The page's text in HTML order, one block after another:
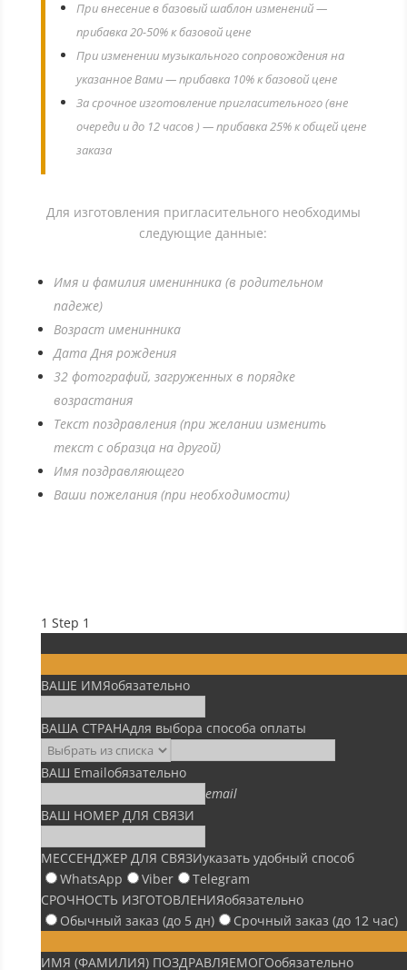
При внесение в базовый шаблон изменений —
прибавка 20-50% к базовой цене
При изменении музыкального сопровождения на
указанное Вами — прибавка 10% к базовой цене
За срочное изготовление пригласительного (вне
очереди и до 12 часов ) — прибавка 25% к общей цене
заказа
Для изготовления пригласительного необходимы
следующие данные:
Имя и фамилия именинника (в родительном
падеже)
Возраст именинника
Дата Дня рождения
32 фотографий, загруженных в порядке
возрастания
Текст поздравления (при желании изменить
текст с образца на другой)
Имя поздравляющего
Ваши пожелания (при необходимости)
1 Step 1
ВАШЕ ИМЯобязательно
ВАША СТРАНАдля выбора способа оплаты
ВАШ Emailобязательно
email
ВАШ НОМЕР ДЛЯ СВЯЗИ
МЕССЕНДЖЕР ДЛЯ СВЯЗИуказать удобный способ
WhatsApp
Viber
Telegram
СРОЧНОСТЬ ИЗГОТОВЛЕНИЯобязательно
Обычный заказ (до 5 дн)
Срочный заказ (до 12 час)
ИМЯ (ФАМИЛИЯ) ПОЗДРАВЛЯЕМОГОобязательно